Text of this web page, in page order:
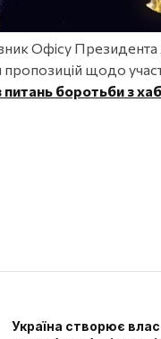
Офісу Президента
щодо
питань боротьби з
Україна створює